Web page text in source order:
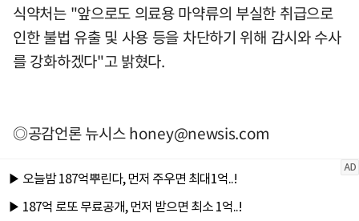
식약처는 "앞으로도 의료용 마약류의 부실한 취급으로
인한 불법 유출 및 사용 등을 차단하기 위해 감시와 수사
를 강화하겠다"고 밝혔다.
◎공감언론 뉴시스honey@newsis.com